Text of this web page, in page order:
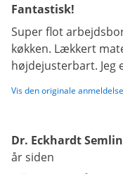
Fantastisk!
Super flot
køkken. Lækkert
højdejusterbart. Jeg
Vis den originale anmeldelse
Dr. Eckhardt
år siden